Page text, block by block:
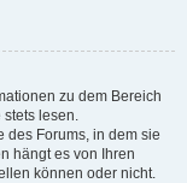
zu dem Bereich
stets lesen.
des Forums, in dem sie
hängt es von Ihren
können oder nicht.